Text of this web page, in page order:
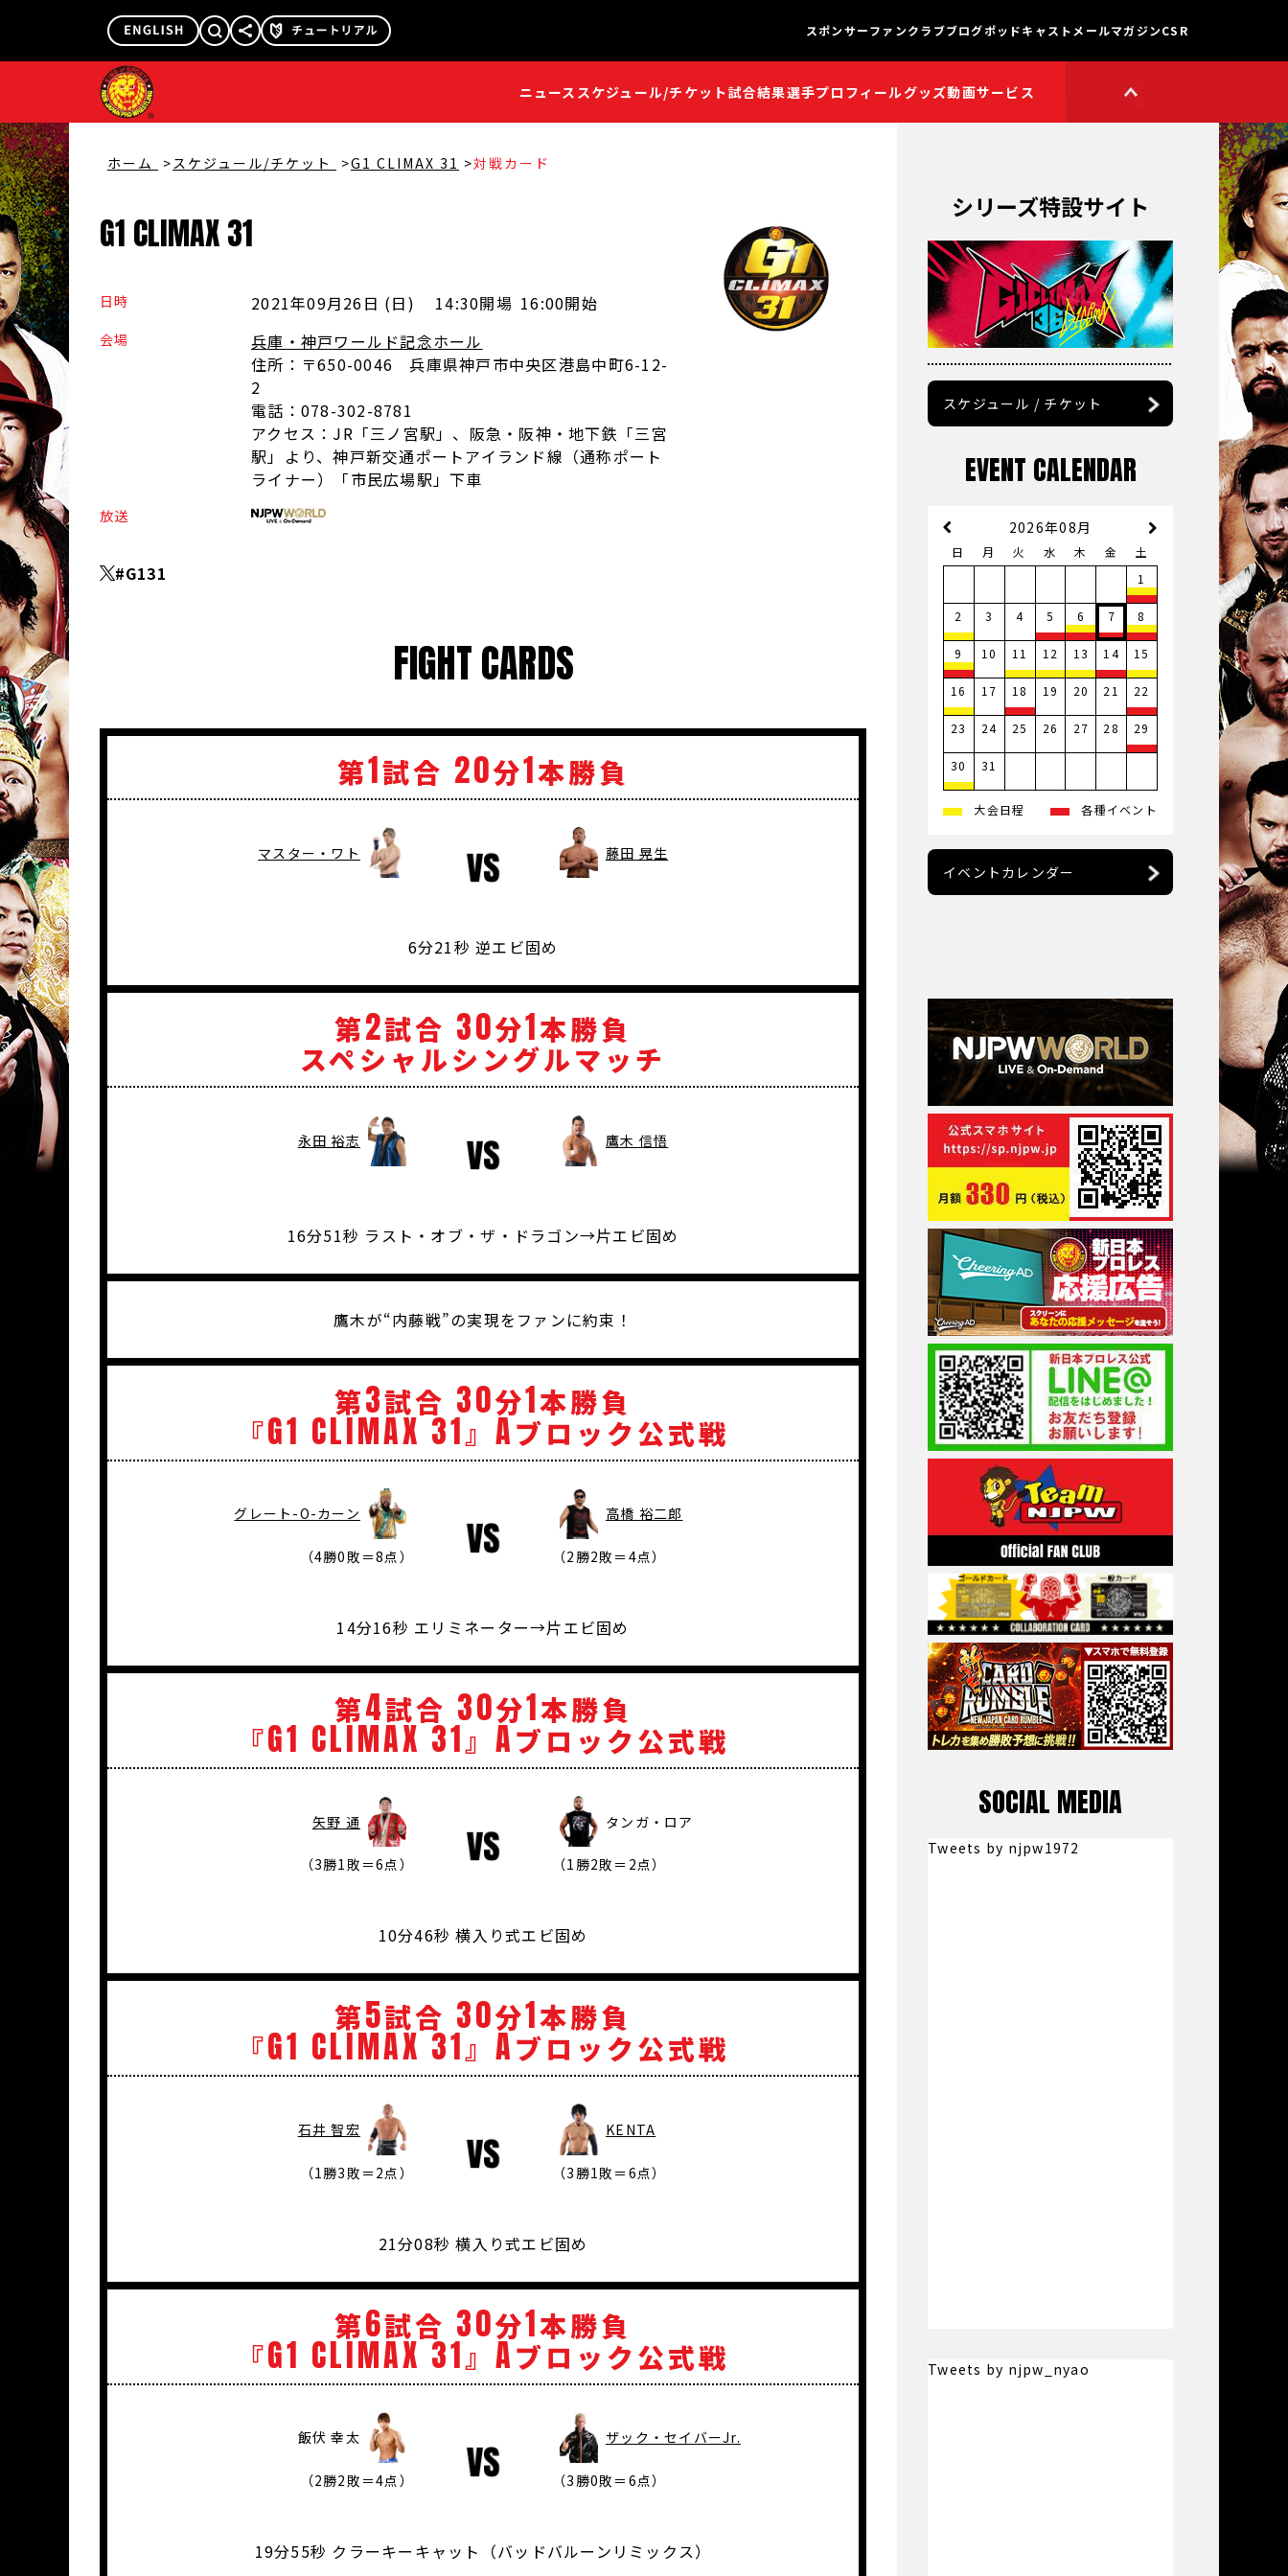
ニュース スケジュール/チケット試合結果選手プロフィールグッズ動画サービス
獣神サンダー・ライガー
矢野通プロデュース!!
スイーツ真壁チャンネル
聖帝タイチのゲーム実況
チャンネル
鷹木信悟ちゃんねる
オーカーンチャンネル
スポンサーファンクラブブログポッドキャスト メールマガジンCSR
ホーム スケジュール/チケット G1 CLIMAX 31 対戦カード
G1 CLIMAX31
日時 2021年09月26日 (日) 14:30開場 16:00開始
会場
兵庫・神戸ワールド記念ホール
住所： 〒650-0046 兵庫県神戸市中央区港島中町6-12-
2
電話： 078-302-8781
アクセス： JR「三ノ宮駅」、阪急・阪神・地下鉄「三宮
駅」より、神戸新交通ポートアイランド線（通称ポート
ライナー）「市民広場駅」下車
放送
#G131
FIGHT CARDS
第1試合 20分1本勝負
マスター・ワト 藤田 晃生
6分21秒 逆エビ固め
第2試合 30分1本勝負
スペシャルシングルマッチ
永田 裕志 鷹木 信悟
16分51秒 ラスト・オブ・ザ・ドラゴン→片エビ固め
鷹木が“内藤戦”の実現をファンに約束！
第3試合 30分1本勝負
『G1 CLIMAX 31』 Aブロック公式戦
グレート-O-カーン
（4勝0敗＝8点）
高橋 裕二郎
（2勝2敗＝4点）
14分16秒 エリミネーター→片エビ固め
第4試合 30分1本勝負
『G1 CLIMAX 31』 Aブロック公式戦
矢野 通
（3勝1敗＝6点）
タンガ・ロア
（1勝2敗＝2点）
10分46秒 横入り式エビ固め
第5試合 30分1本勝負
『G1 CLIMAX 31』 Aブロック公式戦
石井 智宏
（1勝3敗＝2点）
KENTA
（3勝1敗＝6点）
21分08秒 横入り式エビ固め
第6試合 30分1本勝負
『G1 CLIMAX 31』 Aブロック公式戦
飯伏 幸太
（2勝2敗＝4点）
ザック・セイバーJr.
（3勝0敗＝6点）
19分55秒 クラーキーキャット（バッドバルーンリミックス）
シリーズ特設サイト
スケジュール / チケット
EVENT CALENDAR
2026年08月
日 月 火 水 木 金
土
1
2 3 4 5 6 7 8
9 10 11 12 13 14 15
16 17 18 19 20 21 22
23 24 25 26 27 28 29
30 31
大会日程 各種イベント
イベントカレンダー
SOCIAL MEDIA
Tweets by njpw1972
Tweets by njpw_nyao